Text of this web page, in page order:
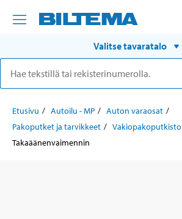
Valitse tavaratalo
Etusivu Autoilu - MP
Auton varaosat
Pakoputket ja tarvikkeet
Vakiopakoputkisto
Takaäänenvaimennin